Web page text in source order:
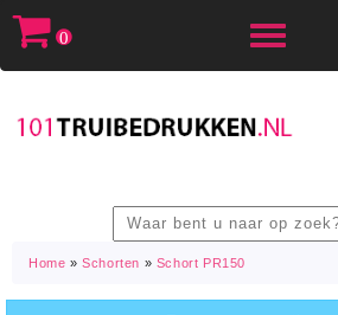
Toggle
0
Home »Schorten » Schort PR150